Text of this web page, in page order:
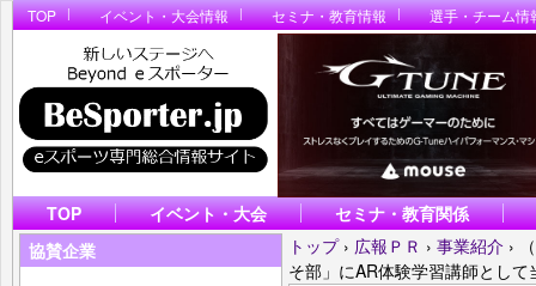
TOP イベント・大会情報 セミナ・教育情報 選手・チーム情
TOP イベント・大会
セミナ・教育関係
協賛企業
トップ › 広報ＰＲ › 事業紹介 ›
そ部」にAR体験学習講師とし